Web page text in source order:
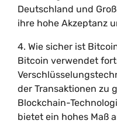
Deutschland und
ihre hohe Akzeptanz
4. Wie sicher ist
Bitcoin verwendet
der Transaktionen zu
Blockchain-
bietet ein hohes Maß